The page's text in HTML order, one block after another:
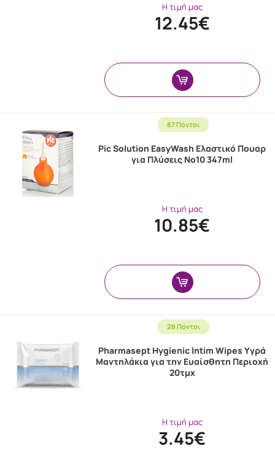
Η τιμή μας
12.45€
87 Πόντοι
Pic Solution EasyWash Ελαστικό Πουαρ
για Πλύσεις Nο10 347ml
Η τιμή μας
10.85€
28 Πόντοι
Pharmasept Hygienic Intim Wipes Υγρά
Μαντηλάκια για την Ευαίσθητη Περιοχή
20τμχ
Η τιμή μας
3.45€